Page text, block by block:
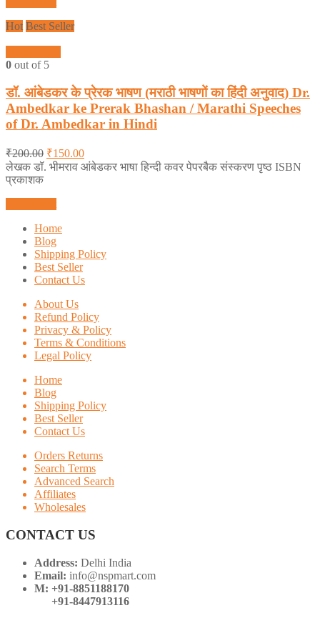
Hot Best Seller
0 out of 5
डॉ. आंबेडकर के प्रेरक भाषण (मराठी भाषणों का हिंदी अनुवाद) Dr.
Ambedkar ke Prerak Bhashan / Marathi Speeches
of Dr. Ambedkar in Hindi
₹200.00 ₹150.00
लेखक डॉ. भीमराव आंबेडकर भाषा हिन्दी कवर पेपरबैक संस्करण पृष्ठ ISBN
प्रकाशक
Home
Blog
Shipping Policy
Best Seller
Contact Us
About Us
Refund Policy
Privacy & Policy
Terms & Conditions
Legal Policy
Home
Blog
Shipping Policy
Best Seller
Contact Us
Orders Returns
Search Terms
Advanced Search
Affiliates
Wholesales
CONTACT US
Address: Delhi India
Email: info@nspmart.com
M: +91-8851188170
+91-8447913116